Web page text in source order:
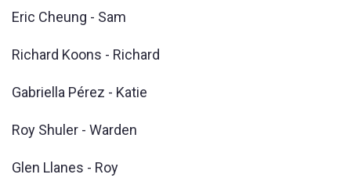
Eric Cheung - Sam
Richard Koons - Richard
Gabriella Pérez - Katie
Roy Shuler - Warden
Glen Llanes - Roy